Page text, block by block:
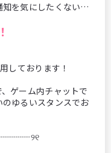
知を気にしたくない…
しております！
ゲーム内チャットで
ゆるいスタンスでお